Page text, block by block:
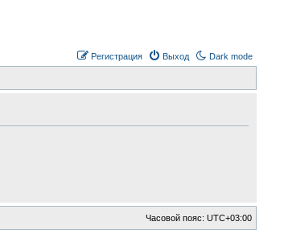
Dark mode
Выход
Регистрация
Часовой пояс:UTC+03:00